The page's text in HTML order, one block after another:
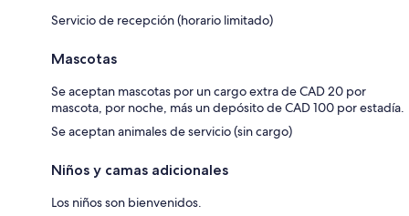
Servicio de recepción (horario limitado)
Mascotas
Se aceptan mascotas por un cargo extra de CAD 20 por
mascota, por noche, más un depósito de CAD 100 por estadía.
Se aceptan animales de servicio (sin cargo)
Niños y camas adicionales
Los niños son bienvenidos.